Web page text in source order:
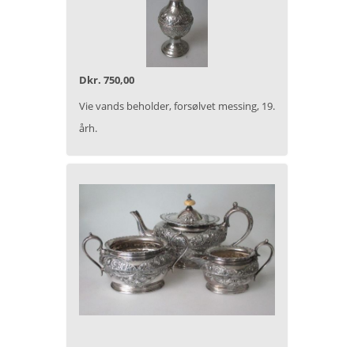
Dkr. 750,00
Vie vands beholder, forsølvet messing, 19.
årh.